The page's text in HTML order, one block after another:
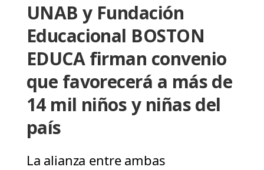
UNAB y Fundación
Educacional BOSTON
EDUCA firman convenio
que favorecerá a más de
14 mil niños y niñas del
país
La alianza entre ambas